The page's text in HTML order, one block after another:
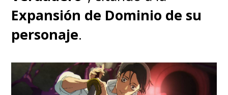
Expansión de Dominio de su
personaje.